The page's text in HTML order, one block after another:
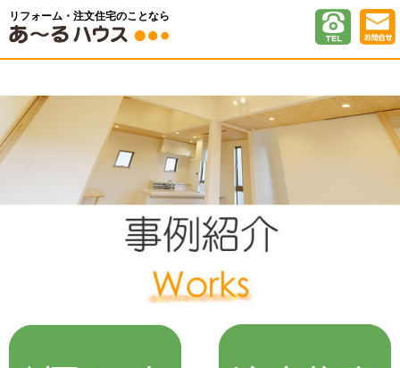
リフォーム・注文住宅のことなら